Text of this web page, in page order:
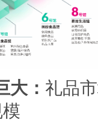
大： 礼品